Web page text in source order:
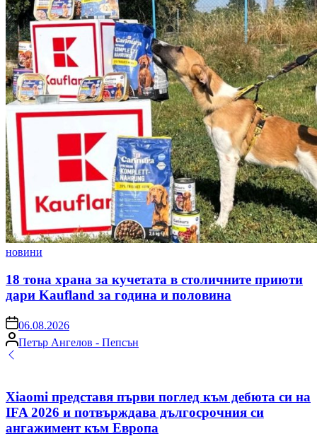
Posted
новини
18 тона храна за кучетата в столичните приюти
дари Kaufland за година и половина
on06.08.2026
Posted
by
Петър Ангелов - Пепсън
Xiaomi представя първи поглед към дебюта си на
IFA 2026 и потвърждава дългосрочния си
ангажимент към Европа